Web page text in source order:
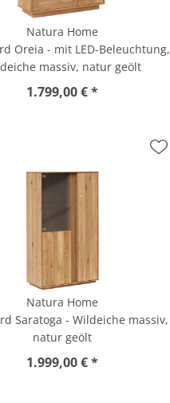
Natura Home
Oreia - mit LED-Beleuchtung,
massiv, natur geölt
1.799,00 € *
Natura Home
Saratoga - Wildeiche massiv,
natur geölt
1.999,00 € *